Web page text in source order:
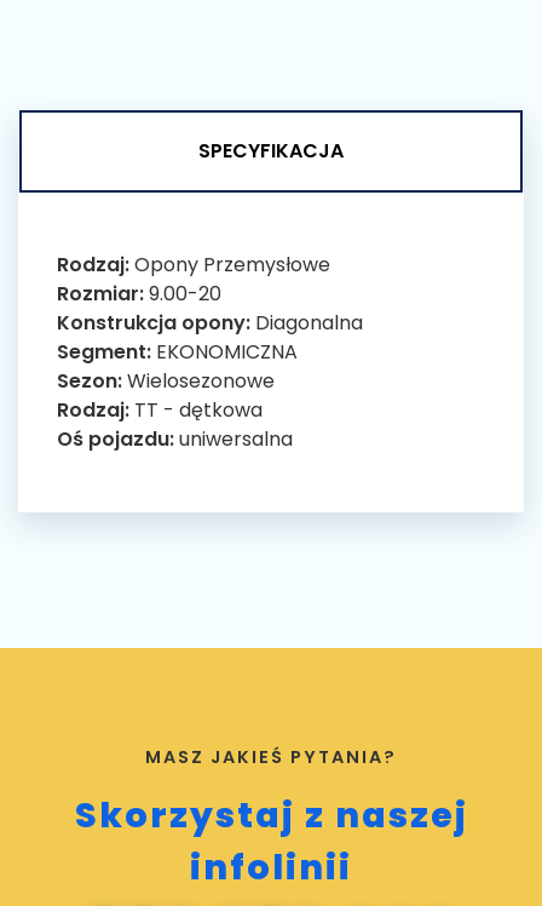
SPECYFIKACJA
Rodzaj:Opony Przemysłowe
Rozmiar:9.00-20
Konstrukcja opony: Diagonalna
Segment: EKONOMICZNA
Sezon:Wielosezonowe
Rodzaj: TT - dętkowa
Oś pojazdu:uniwersalna
MASZ JAKIEŚ PYTANIA?
Skorzystaj z naszej
infolinii